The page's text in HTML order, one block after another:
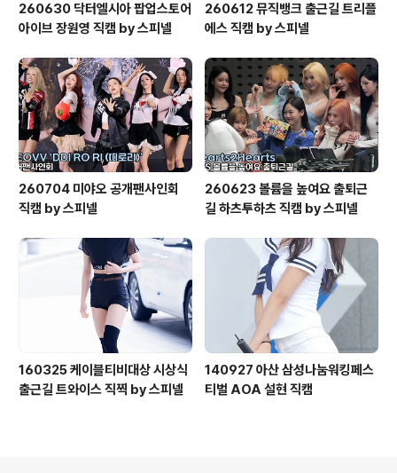
260630 닥터엘시아 팝업스토어
아이브 장원영 직캠 by 스피넬
260612 뮤직뱅크 출근길 트리플
에스 직캠 by 스피넬
260704 미야오 공개팬사인회
직캠 by 스피넬
260623 볼륨을 높여요 출퇴근
길 하츠투하츠 직캠 by 스피넬
160325 케이블티비대상 시상식
출근길 트와이스 직찍 by 스피넬
140927 아산 삼성나눔워킹페스
티벌 AOA 설현 직캠